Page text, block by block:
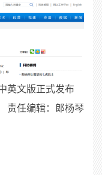
英文版正式发布
责任编辑：郎杨琴